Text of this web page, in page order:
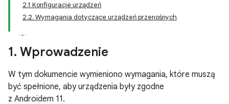
2.1 Konfiguracje urządzeń
2.2. Wymagania dotyczące urządzeń przenośnych
1. Wprowadzenie
W tym dokumencie wymieniono wymagania, które muszą
być spełnione, aby urządzenia były zgodne
z Androidem 11.